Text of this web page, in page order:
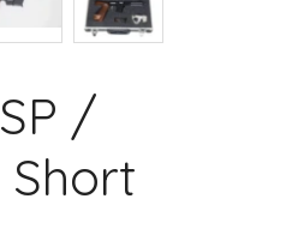
/
Short